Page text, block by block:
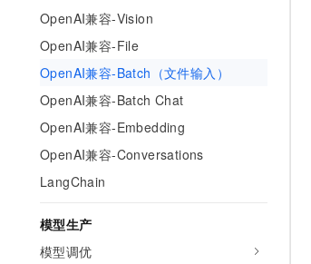
OpenAI兼容-Vision
OpenAI兼容-File
OpenAI兼容-Batch（文件输入）
OpenAI兼容-Batch Chat
OpenAI兼容-Embedding
OpenAI兼容-Conversations
LangChain
模型生产
模型调优